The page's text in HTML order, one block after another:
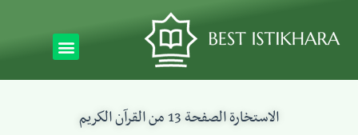
الاستخارة الصفحة 13 من القرآن الكريم